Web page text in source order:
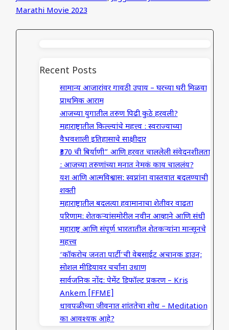
Marathi Movie 2023
Recent Posts
सामान्य आजारांवर गावठी उपाय – घरच्या घरी मिळवा
प्राथमिक आराम
आजच्या युगातील तरुण पिढी कुठे हरवली?
महाराष्ट्रातील किल्ल्यांचे महत्त्व : स्वराज्याच्या
वैभवशाली इतिहासाचे साक्षीदार
₹370 ची बिर्याणी” आणि हरवत चाललेली संवेदनशीलता
: आजच्या तरुणांच्या मनात नेमकं काय चाललंय?
यश आणि आत्मविश्वास: स्वप्नांना वास्तवात बदलण्याची
शक्ती
महाराष्ट्रातील बदलत्या हवामानाचा शेतीवर वाढता
परिणाम: शेतकऱ्यांसमोरील नवीन आव्हाने आणि संधी
महाराष्ट्र आणि संपूर्ण भारतातील शेतकऱ्यांना मान्सूनचे
महत्त्व
‘कॉकरोच जनता पार्टी’ची वेबसाईट अचानक डाउन;
सोशल मीडियावर चर्चांना उधाण
सार्वजनिक नोंद: पेमेंट डिफॉल्ट प्रकरण – Kris
Ankem [FFME]
धावपळीच्या जीवनात शांततेचा शोध – Meditation
का आवश्यक आहे?